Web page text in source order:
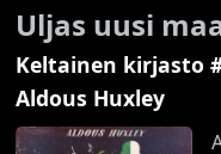
Uljas uusi
Keltainen kirjasto
Aldous Huxley